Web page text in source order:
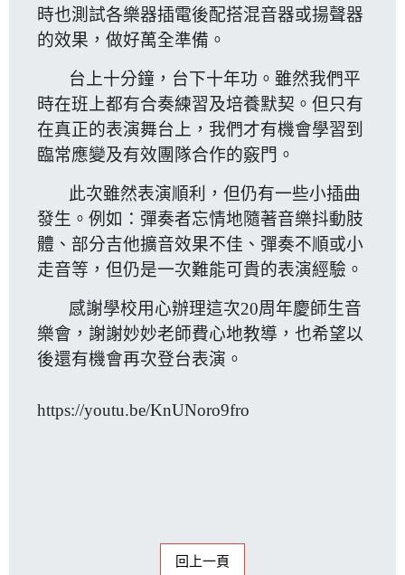
時也測試各樂器插電後配搭混音器或揚聲器
的效果，做好萬全準備。
台上十分鐘，台下十年功。雖然我們平
時在班上都有合奏練習及培養默契。但只有
在真正的表演舞台上，我們才有機會學習到
臨常應變及有效團隊合作的竅門。
此次雖然表演順利，但仍有一些小插曲
發生。例如：彈奏者忘情地隨著音樂抖動肢
體、部分吉他擴音效果不佳、彈奏不順或小
走音等，但仍是一次難能可貴的表演經驗。
感謝學校用心辦理這次20周年慶師生音
樂會，謝謝妙妙老師費心地教導，也希望以
後還有機會再次登台表演。
https://youtu.be/KnUNoro9fro
回上一頁